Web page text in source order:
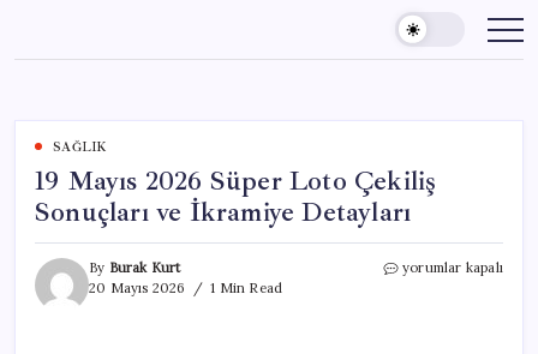
content
SAĞLIK
19 Mayıs 2026 Süper Loto Çekiliş
Sonuçları ve İkramiye Detayları
By Burak Kurt
20 Mayıs 2026
1 Min Read
19
yorumlar kapalı